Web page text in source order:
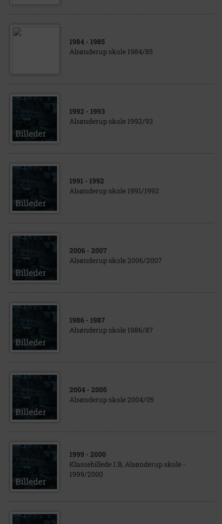
1984 - 1985
Alsønderup skole 1984/85
1992 - 1993
Alsønderup skole 1992/93
1991 - 1992
Alsønderup skole 1991/1992
2006 - 2007
Alsønderup skole 2006/2007
1986 - 1987
Alsønderup skole 1986/87
2004 - 2005
Alsønderup skole 2004/05
1999 - 2000
Klassebillede 1.B, Alsønderup skole -
1999/2000